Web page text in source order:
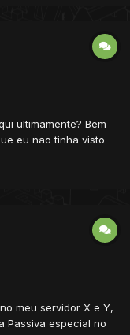
ultimamente? Bem
eu nao tinha visto
uso o order na
meu servidor X e Y,
Passiva especial no